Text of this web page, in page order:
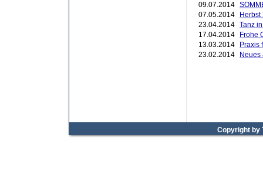
09.07.2014
07.05.2014
23.04.2014 Tanz
17.04.2014
Frohe
13.03.2014
Praxis
23.02.2014
Neues
Copyright by